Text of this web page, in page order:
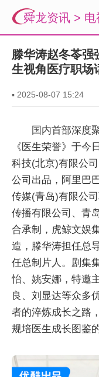
舜龙资讯 > 电
滕华涛赵冬苓强
生视角医疗职场
▪ 2025-08-07 15:24
国内首部深度
《医生荣誉》于今
科技(北京)有限公
公司出品，阿里巴
传媒(青岛)有限公
传播有限公司、青
合承制，虎鲸文娱
造，滕华涛担任总
任总制片人。剧集
怡、姚安娜，特邀
良、刘显达等众多
者的淬炼成长之路
规培医生成长图鉴